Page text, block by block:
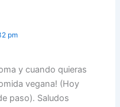
pm
y cuando quieras
vegana! (Hoy
paso). Saludos